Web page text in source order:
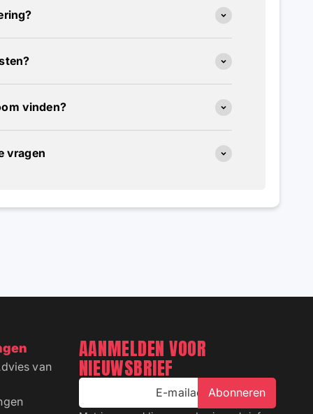
vinden?
vragen
van
AANMELDEN VOOR
NIEUWSBRIEF
E-mailadresAbonneren